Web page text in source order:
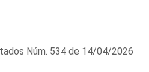
Núm. 534 de 14/04/2026